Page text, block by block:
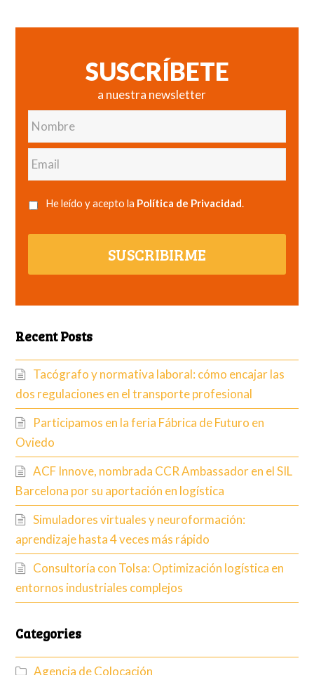
SUSCRÍBETE
a nuestra newsletter
Nombre
Email
He leído y acepto la Política de Privacidad.
SUSCRIBIRME
Recent Posts
Tacógrafo y normativa laboral: cómo encajar las
dos regulaciones en el transporte profesional
Participamos en la feria Fábrica de Futuro en
Oviedo
ACF Innove, nombrada CCR Ambassador en el SIL
Barcelona por su aportación en logística
Simuladores virtuales y neuroformación:
aprendizaje hasta 4 veces más rápido
Consultoría con Tolsa: Optimización logística en
entornos industriales complejos
Categories
Agencia de Colocación